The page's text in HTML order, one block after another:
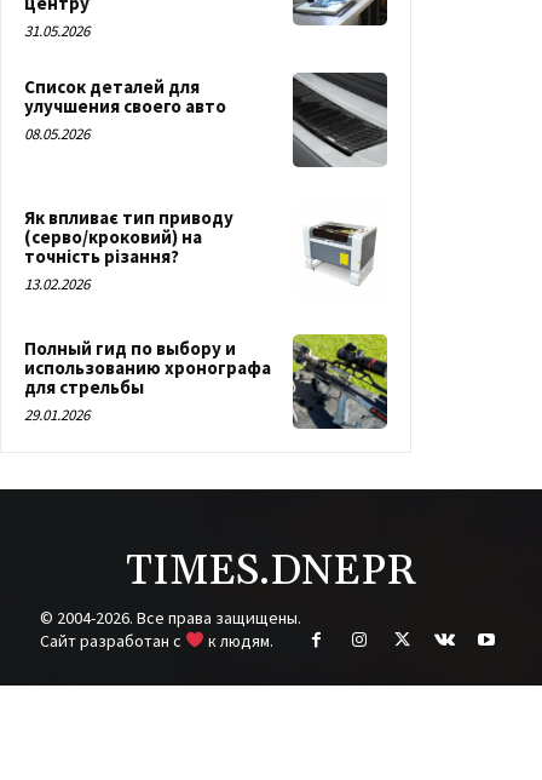
31.05.2026
Список деталей для
улучшения своего авто
08.05.2026
Як впливає тип приводу
(серво/кроковий) на
точність різання?
13.02.2026
Полный гид по выбору и
использованию хронографа
для стрельбы
29.01.2026
TIMES.DNEPR
© 2004-2026. Все права защищены.
Cайт разработан с
к людям.